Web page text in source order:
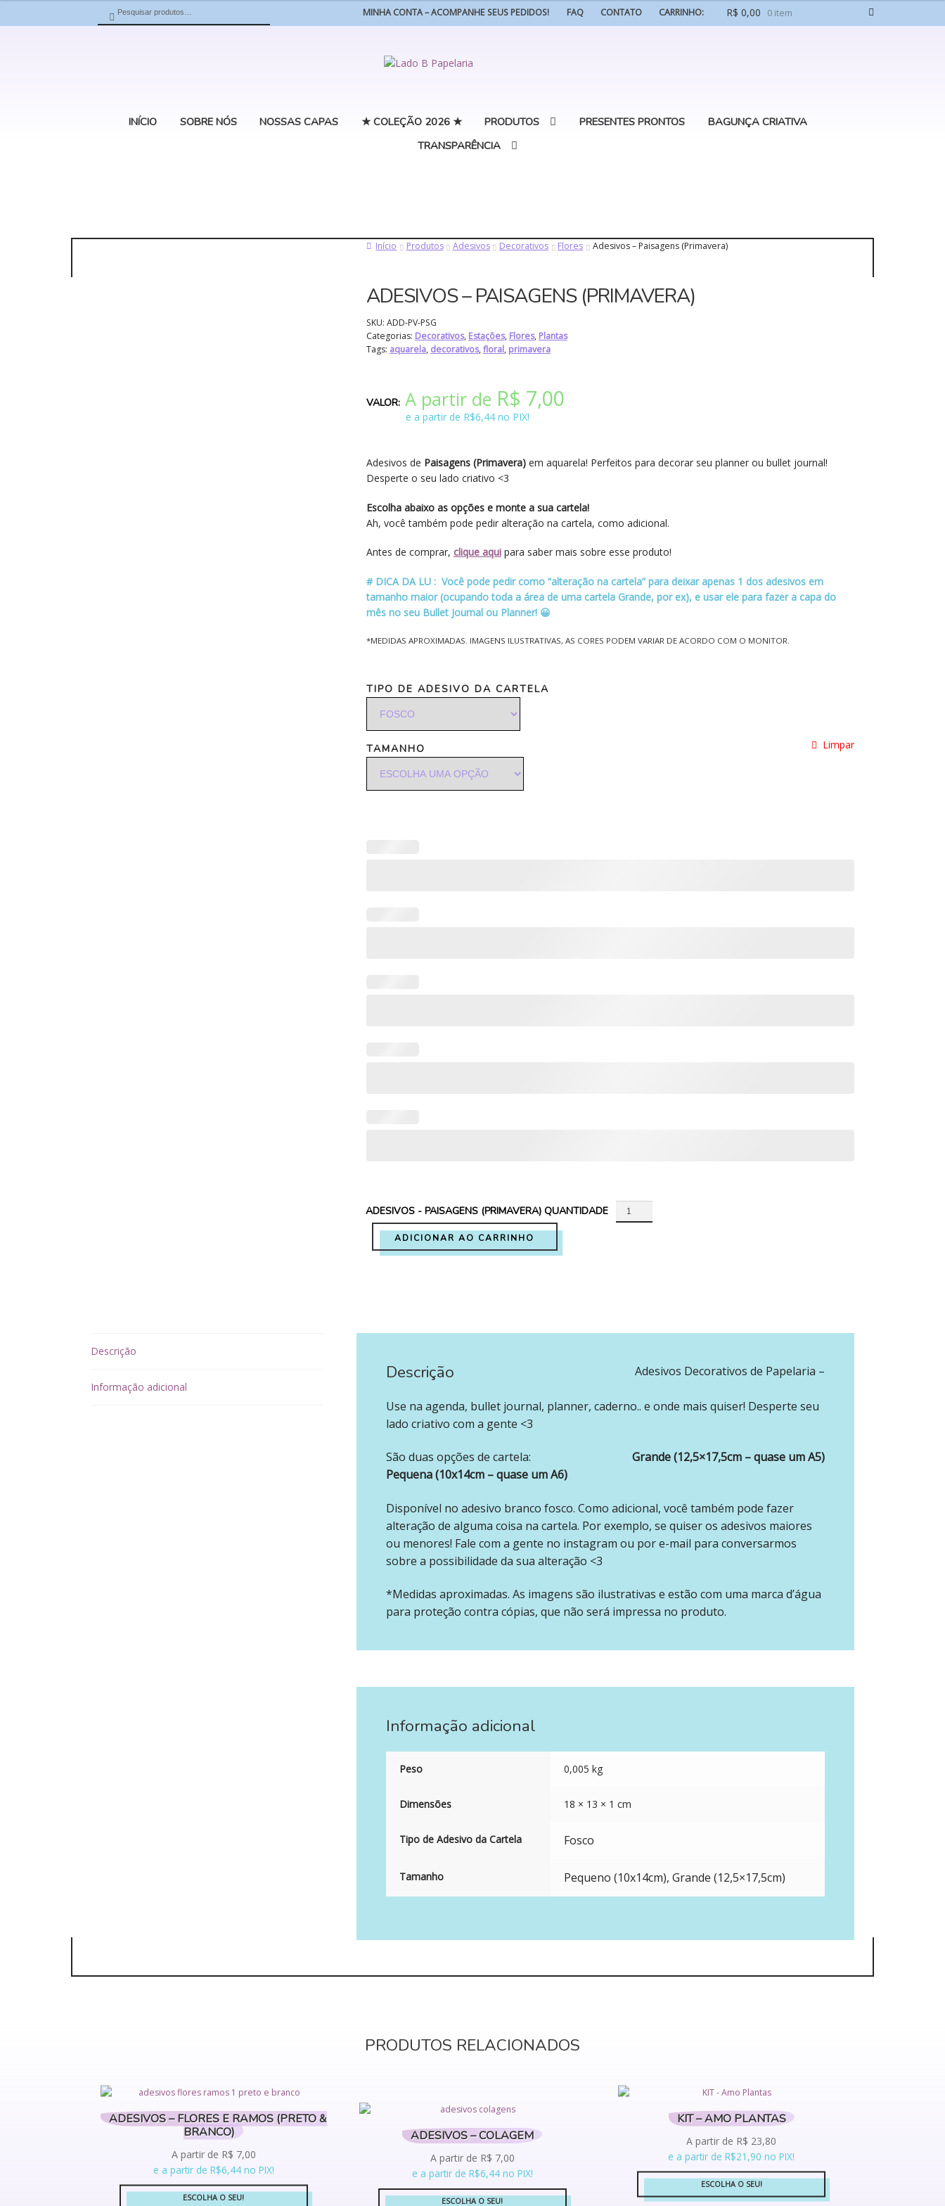
Pesquisar
por:
MINHA CONTA – ACOMPANHE SEUS PEDIDOS! FAQ CONTATO CARRINHO: R$ 0,00 0 item
Pular
Pular
INÍCIO SOBRE NÓS NOSSAS CAPAS ★ COLEÇÃO 2026 ★ PRODUTOS PRESENTES PRONTOS
BAGUNÇA CRIATIVA
TRANSPARÊNCIA
Início Produtos Adesivos Decorativos Flores Adesivos – Paisagens (Primavera)
ADESIVOS – PAISAGENS (PRIMAVERA)
Adesivos de Paisagens (Primavera)em aquarela! Perfeitos para decorar seu planner ou bullet journal!
Desperte o seu lado criativo <3
Escolha abaixo as opções e monte a sua cartela!
Ah, você também pode pedir alteração na cartela, como adicional.
Antes de comprar, clique aquipara saber mais sobre esse produto!
# DICA DA LU : Você pode pedir como “alteração na cartela” para deixar apenas 1 dos adesivos em
tamanho maior (ocupando toda a área de uma cartela Grande, por ex), e usar ele para fazer a capa do
mês no seu Bullet Journal ou Planner! 😀
*MEDIDAS APROXIMADAS. IMAGENS ILUSTRATIVAS, AS CORES PODEM VARIAR DE ACORDO COM O MONITOR.
SKU: ADD-PV-PSG
Categorias: Decorativos, Estações, Flores, Plantas
Tags: aquarela, decorativos,floral, primavera
A partir de R$ 7,00
e a partir de R$6,44 no PIX!
TIPO DE ADESIVO DA CARTELA
TAMANHO Limpar
ADESIVOS - PAISAGENS (PRIMAVERA) QUANTIDADE
ADICIONAR AO CARRINHO
Descrição
Informação adicional
Descrição Adesivos Decorativos de Papelaria –
Use na agenda, bullet journal, planner, caderno.. e onde mais quiser! Desperte seu
lado criativo com a gente <3
São duas opções de cartela:
Pequena (10x14cm – quase um A6)
Grande (12,5×17,5cm – quase um A5)
Disponível no adesivo branco fosco. Como adicional, você também pode fazer
alteração de alguma coisa na cartela. Por exemplo, se quiser os adesivos maiores
ou menores! Fale com a gente no instagram ou por e-mail para conversarmos
sobre a possibilidade da sua alteração <3
*Medidas aproximadas. As imagens são ilustrativas e estão com uma marca d’água
para proteção contra cópias, que não será impressa no produto.
Informação adicional
Peso 0,005 kg
Dimensões 18 × 13 × 1 cm
Tipo de Adesivo da Cartela Fosco
Tamanho Pequeno (10x14cm), Grande (12,5×17,5cm)
PRODUTOS RELACIONADOS
ADESIVOS – FLORES E RAMOS (PRETO &
BRANCO)
A partir de R$ 7,00
e a partir de R$6,44 no PIX!
ESCOLHA O SEU!
ADESIVOS – COLAGEM
A partir de R$ 7,00
e a partir de R$6,44 no PIX!
ESCOLHA O SEU!
KIT – AMO PLANTAS
A partir de R$ 23,80
e a partir de R$21,90 no PIX!
ESCOLHA O SEU!